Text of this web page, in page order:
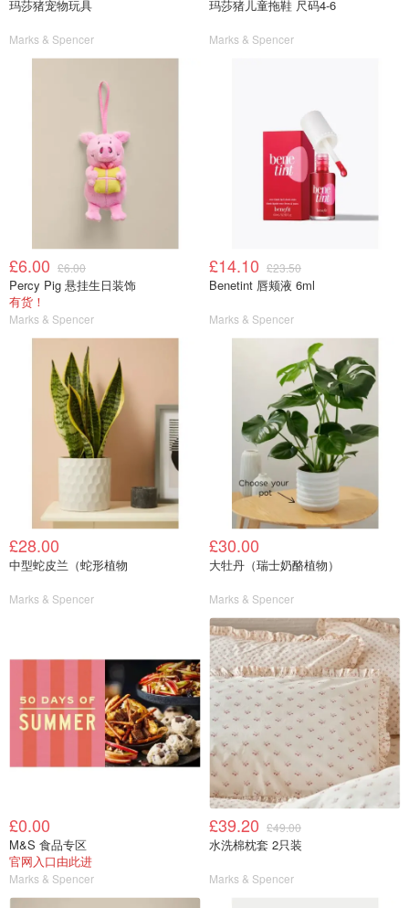
玛莎猪宠物玩具
Marks & Spencer
玛莎猪儿童拖鞋 尺码4-6
Marks & Spencer
£6.00 £6.00
Percy Pig 悬挂生日装饰
有货！
Marks & Spencer
£14.10 £23.50
Benetint 唇颊液 6ml
Marks & Spencer
£28.00
中型蛇皮兰（蛇形植物
Marks & Spencer
£30.00
大牡丹（瑞士奶酪植物）
Marks & Spencer
£0.00
M&S 食品专区
官网入口由此进
Marks & Spencer
£39.20 £49.00
水洗棉枕套 2只装
Marks & Spencer